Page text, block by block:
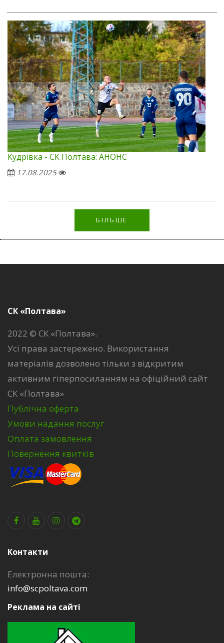
Кудрівка - СК Полтава: АНОНС
17.08.2025
БІЛЬШЕ
СК «Полтава»
2022 © СК «Полтава».
Усі права застережено. Використання
матеріалів дозволено тільки з відкритим
активним гіперпосиланням на офіційний сайт
СК «Полтава»
Публічна оферта
Умови надання послуг
Оплата замовлення
Повернення квитків
Контакти
Електронна пошта:
info@scpoltava.com
Реклама на сайті